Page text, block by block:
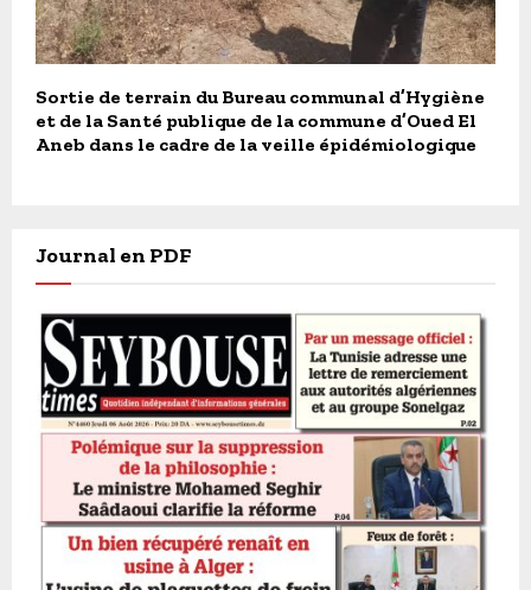
Sortie de terrain du Bureau communal d’Hygiène
et de la Santé publique de la commune d’Oued El
Aneb dans le cadre de la veille épidémiologique
Journal en PDF